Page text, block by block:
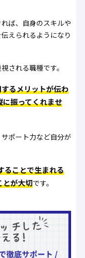
ば、自身のスキルや
えられるようになり
される職種です。
るメリットが伝わ
振ってくれませ
ポート力など自分が
ることで生まれる
とが大切です。